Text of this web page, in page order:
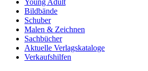
Young Adult
Bildbände
Schuber
Malen & Zeichnen
Sachbücher
Aktuelle Verlagskataloge
Verkaufshilfen